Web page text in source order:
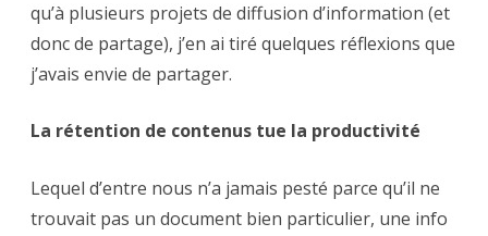
qu’à plusieurs projets de diffusion d’information (et
donc de partage), j’en ai tiré quelques réflexions que
j’avais envie de partager.
La rétention de contenus tue la productivité
Lequel d’entre nous n’a jamais pesté parce qu’il ne
trouvait pas un document bien particulier, une info